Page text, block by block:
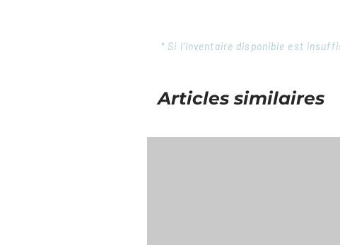
* Si l'inventaire disponible est
Articles similaires